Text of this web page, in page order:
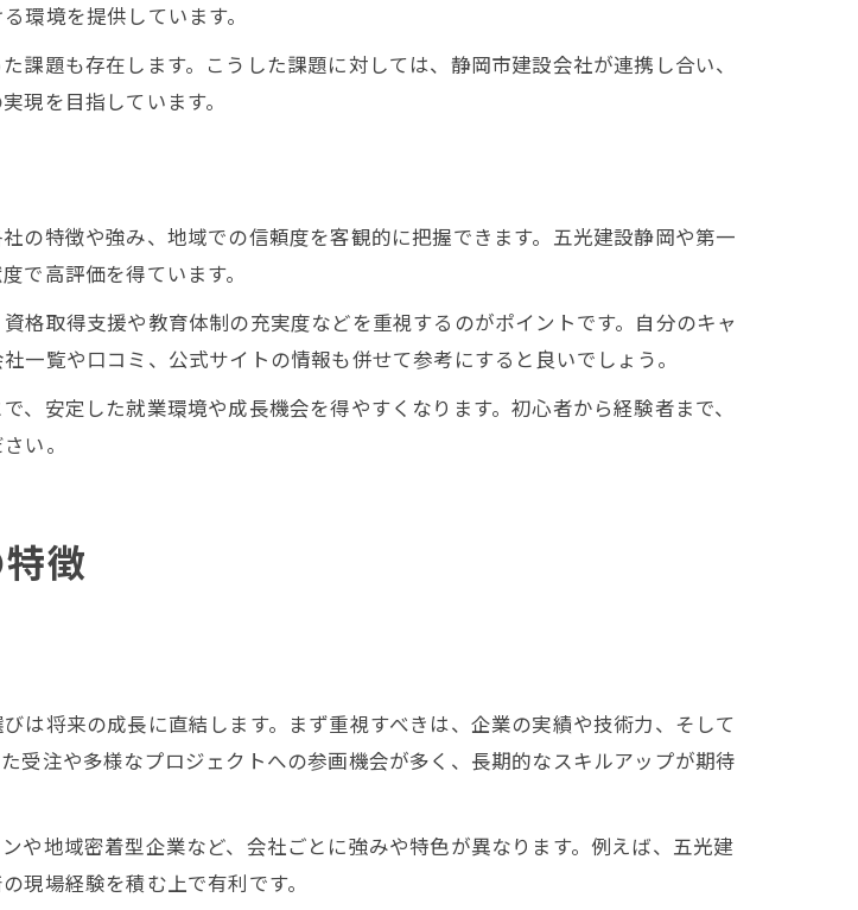
環境を提供しています。
題も存在します。こうした課題に対しては、静岡市建設会社が連携し合い、
現を目指しています。
の特徴や強み、地域での信頼度を客観的に把握できます。五光建設静岡や第一
で高評価を得ています。
格取得支援や教育体制の充実度などを重視するのがポイントです。自分のキャ
覧や口コミ、公式サイトの情報も併せて参考にすると良いでしょう。
安定した就業環境や成長機会を得やすくなります。初心者から経験者まで、
い。
徴
は将来の成長に直結します。まず重視すべきは、企業の実績や技術力、そして
受注や多様なプロジェクトへの参画機会が多く、長期的なスキルアップが期待
や地域密着型企業など、会社ごとに強みや特色が異なります。例えば、五光建
現場経験を積む上で有利です。